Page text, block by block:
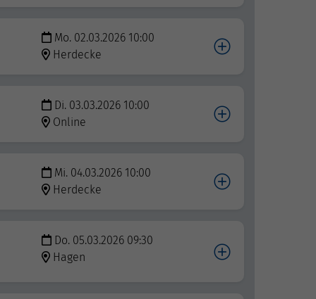
Mo. 02.03.2026 10:00
Herdecke
Di. 03.03.2026 10:00
Online
Mi. 04.03.2026 10:00
Herdecke
Do. 05.03.2026 09:30
Hagen